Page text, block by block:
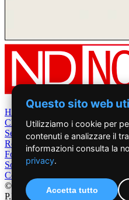
Home
Chi Siamo
Settimanale
Rete News
Foto&Video
Sostienici
Contatti
©2019 - NoiDonne - Iscrizione
P.IVA 00878931005
Questo sito web
Utilizziamo i cookie per
contenuti e analizzare il
informazioni consulta la
privacy.
Accetta tutto